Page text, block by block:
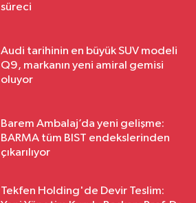
süreci
Audi tarihinin en büyük SUV modeli
Q9, markanın yeni amiral gemisi
oluyor
Barem Ambalaj’da yeni gelişme:
BARMA tüm BIST endekslerinden
çıkarılıyor
Tekfen Holding'de Devir Teslim: